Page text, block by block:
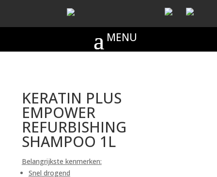
KERATIN PLUS
EMPOWER
REFURBISHING
SHAMPOO 1L
Belangrijkste kenmerken:
Snel drogend